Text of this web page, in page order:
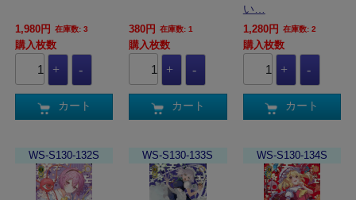
1,980円 在庫数: 3
購入枚数
カート
380円 在庫数: 1
購入枚数
カート
い…
1,280円 在庫数: 2
購入枚数
カート
WS-S130-132S WS-S130-133S WS-S130-134S